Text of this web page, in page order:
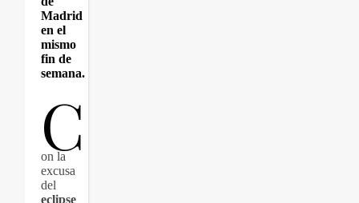
Madrid
en el
mismo
fin de
semana.
C
on la
excusa
del
eclipse